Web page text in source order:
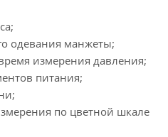
одевания манжеты;
измерения давления;
питания;
по цветной шкале